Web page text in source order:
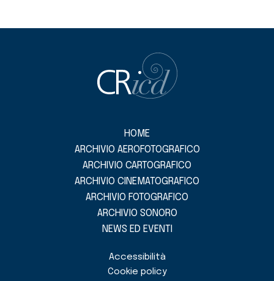
HOME
ARCHIVIO AEROFOTOGRAFICO
ARCHIVIO CARTOGRAFICO
ARCHIVIO CINEMATOGRAFICO
ARCHIVIO FOTOGRAFICO
ARCHIVIO SONORO
NEWS ED EVENTI
Accessibilità
Cookie policy